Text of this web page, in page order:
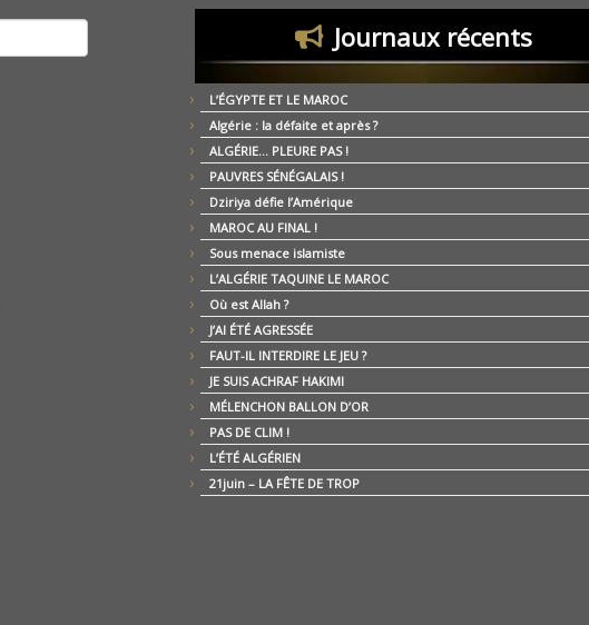
Journaux récents
L’ÉGYPTE ET LE MAROC
Algérie : la défaite et après ?
ALGÉRIE… PLEURE PAS !
PAUVRES SÉNÉGALAIS !
Dziriya défie l’Amérique
MAROC AU FINAL !
Sous menace islamiste
L’ALGÉRIE TAQUINE LE MAROC
Où est Allah ?
J’AI ÉTÉ AGRESSÉE
FAUT-IL INTERDIRE LE JEU ?
JE SUIS ACHRAF HAKIMI
MÉLENCHON BALLON D’OR
PAS DE CLIM !
L’ÉTÉ ALGÉRIEN
21juin – LA FÊTE DE TROP